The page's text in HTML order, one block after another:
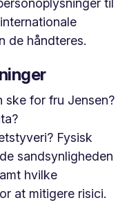
til
de håndteres.
for fru Jensen?
Fysisk
sandsynligheden
hvilke
at mitigere risici.